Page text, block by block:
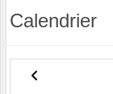
Calendrier